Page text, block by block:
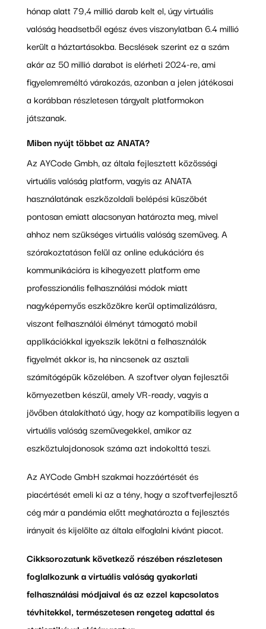
hónap alatt 79,4 millió darab kelt el, úgy virtuális
valóság headsetből egész éves viszonylatban 6.4 millió
került a háztartásokba. Becslések szerint ez a szám
akár az 50 millió darabot is elérheti 2024-re, ami
figyelemreméltó várakozás, azonban a jelen játékosai
a korábban részletesen tárgyalt platformokon
játszanak.
Miben nyújt többet az ANATA?
Az AYCode Gmbh, az általa fejlesztett közösségi
virtuális valóság platform, vagyis az ANATA
használatának eszközoldali belépési küszöbét
pontosan emiatt alacsonyan határozta meg, mivel
ahhoz nem szükséges virtuális valóság szemüveg. A
szórakoztatáson felül az online edukációra és
kommunikációra is kihegyezett platform eme
professzionális felhasználási módok miatt
nagyképernyős eszközökre kerül optimalizálásra,
viszont felhasználói élményt támogató mobil
applikációkkal igyekszik lekötni a felhasználók
figyelmét akkor is, ha nincsenek az asztali
számítógépük közelében. A szoftver olyan fejlesztői
környezetben készül, amely VR-ready, vagyis a
jövőben átalakítható úgy, hogy az kompatibilis legyen a
virtuális valóság szemüvegekkel, amikor az
eszköztulajdonosok száma azt indokolttá teszi.
Az AYCode GmbH szakmai hozzáértését és
piacértését emeli ki az a tény, hogy a szoftverfejlesztő
cég már a pandémia előtt meghatározta a fejlesztés
irányait és kijelölte az általa elfoglalni kívánt piacot.
Cikksorozatunk következő részében részletesen
foglalkozunk a virtuális valóság gyakorlati
felhasználási módjaival és az ezzel kapcsolatos
tévhitekkel, természetesen rengeteg adattal és